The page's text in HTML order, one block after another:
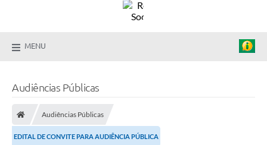
MENU
Audiências Públicas
Audiências Públicas
EDITAL DE CONVITE PARA AUDIÊNCIA PÚBLICA